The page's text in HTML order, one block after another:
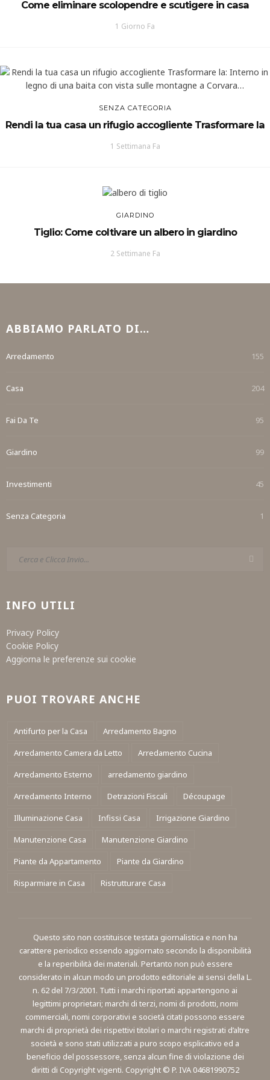
Come eliminare scolopendre e scutigere in casa
1 Giorno Fa
SENZA CATEGORIA
Rendi la tua casa un rifugio accogliente Trasformare la
1 Settimana Fa
GIARDINO
Tiglio: Come coltivare un albero in giardino
2 Settimane Fa
ABBIAMO PARLATO DI…
Arredamento 155
Casa 204
Fai Da Te 95
Giardino 99
Investimenti 45
Senza Categoria 1
INFO UTILI
Privacy Policy
Cookie Policy
Aggiorna le preferenze sui cookie
PUOI TROVARE ANCHE
Antifurto per la Casa
Arredamento Bagno
Arredamento Camera da Letto
Arredamento Cucina
Arredamento Esterno
arredamento giardino
Arredamento Interno
Detrazioni Fiscali
Découpage
Illuminazione Casa
Infissi Casa
Irrigazione Giardino
Manutenzione Casa
Manutenzione Giardino
Piante da Appartamento
Piante da Giardino
Risparmiare in Casa
Ristrutturare Casa
Questo sito non costituisce testata giornalistica e non ha
carattere periodico essendo aggiornato secondo la disponibilità
e la reperibilità dei materiali. Pertanto non può essere
considerato in alcun modo un prodotto editoriale ai sensi della L.
n. 62 del 7/3/2001. Tutti i marchi riportati appartengono ai
legittimi proprietari; marchi di terzi, nomi di prodotti, nomi
commerciali, nomi corporativi e società citati possono essere
marchi di proprietà dei rispettivi titolari o marchi registrati d’altre
società e sono stati utilizzati a puro scopo esplicativo ed a
beneficio del possessore, senza alcun fine di violazione dei
diritti di Copyright vigenti. Copyright © P. IVA 04681990752